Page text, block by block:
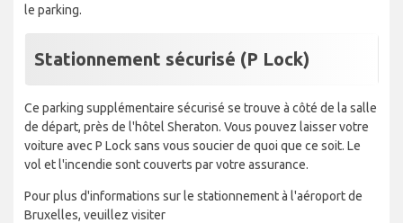
le parking.
Stationnement sécurisé (P Lock)
Ce parking supplémentaire sécurisé se trouve à côté de la salle
de départ, près de l'hôtel Sheraton. Vous pouvez laisser votre
voiture avec P Lock sans vous soucier de quoi que ce soit. Le
vol et l'incendie sont couverts par votre assurance.
Pour plus d'informations sur le stationnement à l'aéroport de
Bruxelles, veuillez visiter